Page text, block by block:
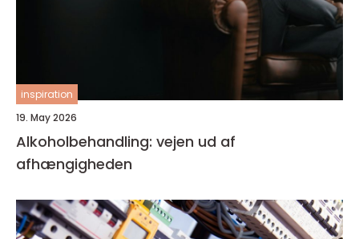
inspiration
19. May 2026
Alkoholbehandling: vejen ud af
afhængigheden